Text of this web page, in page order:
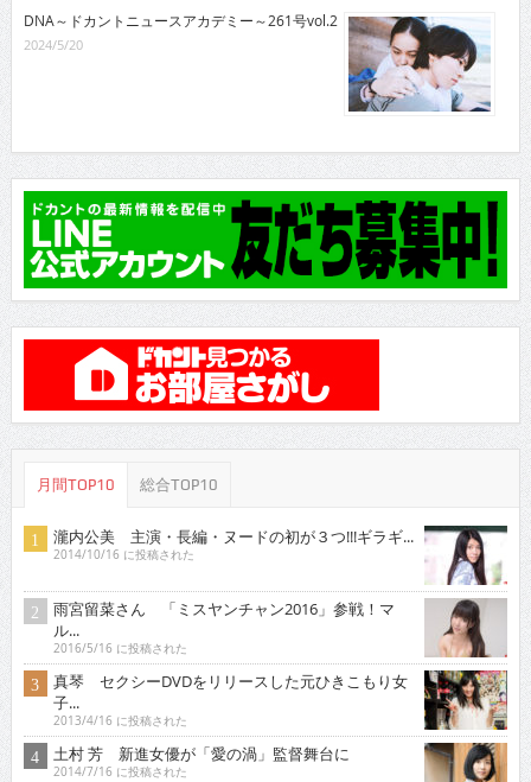
DNA～ドカントニュースアカデミー～261号vol.2
2024/5/20
月間TOP10 総合TOP10
瀧内公美 主演・長編・ヌードの初が３つ!!!ギラギ...
2014/10/16 に投稿された
雨宮留菜さん 「ミスヤンチャン2016」参戦！マ
ル...
2016/5/16 に投稿された
真琴 セクシーDVDをリリースした元ひきこもり女
子...
2013/4/16 に投稿された
土村 芳 新進女優が「愛の渦」監督舞台に
2014/7/16 に投稿された